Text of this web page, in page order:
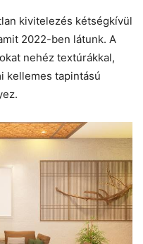
kivitelezés kétségkívül
2022-ben látunk. A
nehéz textúrákkal,
kellemes tapintású